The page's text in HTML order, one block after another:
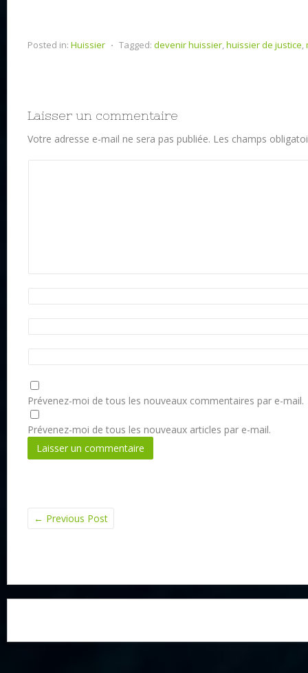
Posted in: Huissier ⋅ Tagged: devenir huissier,huissier de justice,
Laisser un commentaire
Votre adresse e-mail ne sera pas publiée. Les champs
Prévenez-moi de tous les nouveaux commentaires par e-mail.
Prévenez-moi de tous les nouveaux articles par e-mail.
← Previous Post